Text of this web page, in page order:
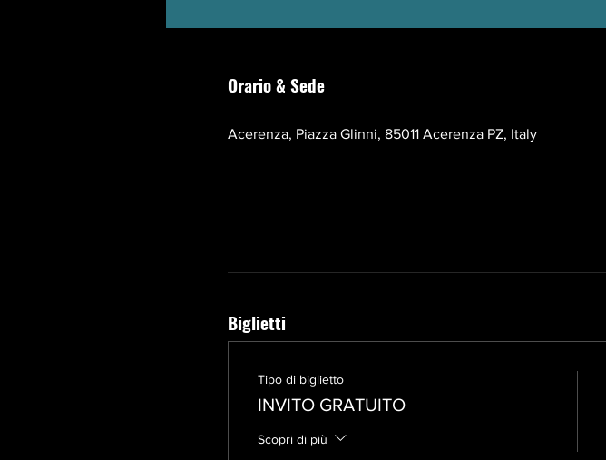
Orario & Sede
Acerenza, Piazza Glinni, 85011 Acerenza PZ, Italy
Biglietti
Tipo di biglietto
INVITO GRATUITO
Scopri di più